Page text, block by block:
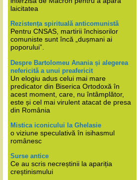
laicitatea
Rezistența spirituală anticomunistă
Pentru CNSAS, martirii închisorilor
comuniste sunt încă „dușmani ai
poporului”.
Despre Bartolomeu Anania și alegerea
nefericită a unui preafericit
Un elogiu adus celui mai mare
predicator din Biserica Ortodoxă în
acest moment, care, nu întâmplător,
este și cel mai virulent atacat de presa
din România
Mistica iconicului la Ghelasie
o viziune speculativă în isihasmul
românesc
Surse antice
Ce au scris necreștinii la apariția
creștinismului